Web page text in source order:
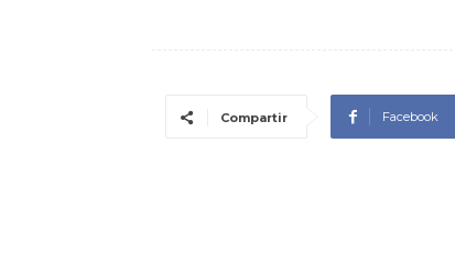
Compartir Facebook